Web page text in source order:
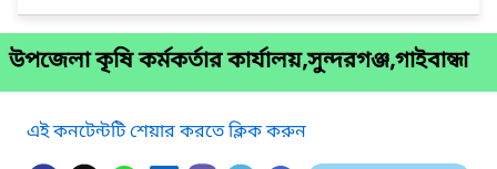
উপজেলা কৃষি কর্মকর্তার কার্যালয়,সুন্দরগঞ্জ,গাইবান্ধা
এই কনটেন্টটি শেয়ার করতে ক্লিক করুন